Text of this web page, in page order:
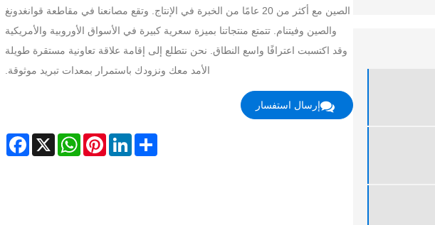
الصين مع أكثر من 20 عامًا من الخبرة في الإنتاج. وتقع مصانعنا في مقاطعة قوانغدونغ
والصين وفيتنام. تتمتع منتجاتنا بميزة سعرية كبيرة في الأسواق الأوروبية والأمريكية
وقد اكتسبت اعترافًا واسع النطاق. نحن نتطلع إلى إقامة علاقة تعاونية مستقرة طويلة
الأمد معك ونزودك باستمرار بمعدات تبريد موثوقة.
إرسال استفسار
X
WhatsAppPinterestLinkedInShare